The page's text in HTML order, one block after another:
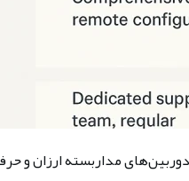
مداربسته ارزان و